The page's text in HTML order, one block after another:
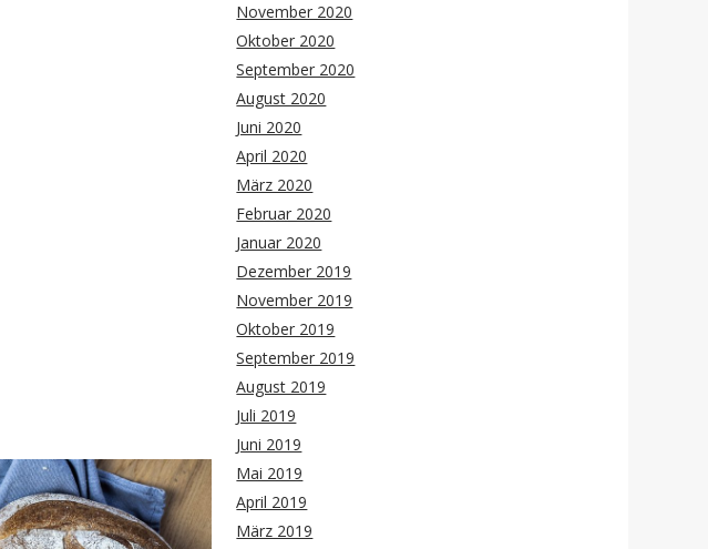
November 2020
Oktober 2020
September 2020
August 2020
Juni 2020
April 2020
März 2020
Februar 2020
Januar 2020
Dezember 2019
November 2019
Oktober 2019
September 2019
August 2019
Juli 2019
Juni 2019
Mai 2019
April 2019
März 2019